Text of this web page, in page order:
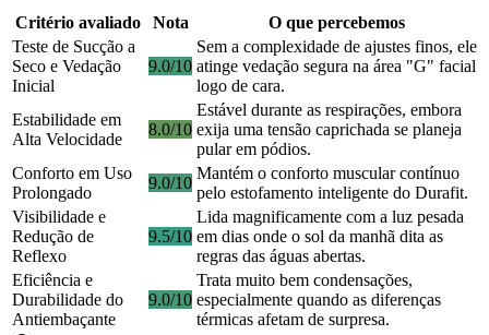
Critério avaliado Nota
O que percebemos
Teste de Sucção a
Seco e Vedação
Inicial
9.0/10
Sem a complexidade de ajustes finos, ele
atinge vedação segura na área "G" facial
logo de cara.
Estabilidade em
Alta Velocidade
8.0/10
Estável durante as respirações, embora
exija uma tensão caprichada se planeja
pular em pódios.
Conforto em Uso
Prolongado
9.0/10
Mantém o conforto muscular contínuo
pelo estofamento inteligente do Durafit.
Visibilidade e
Redução de
Reflexo
9.5/10
Lida magnificamente com a luz pesada
em dias onde o sol da manhã dita as
regras das águas abertas.
Eficiência e
Durabilidade do
Antiembaçante
9.0/10
Trata muito bem condensações,
especialmente quando as diferenças
térmicas afetam de surpresa.